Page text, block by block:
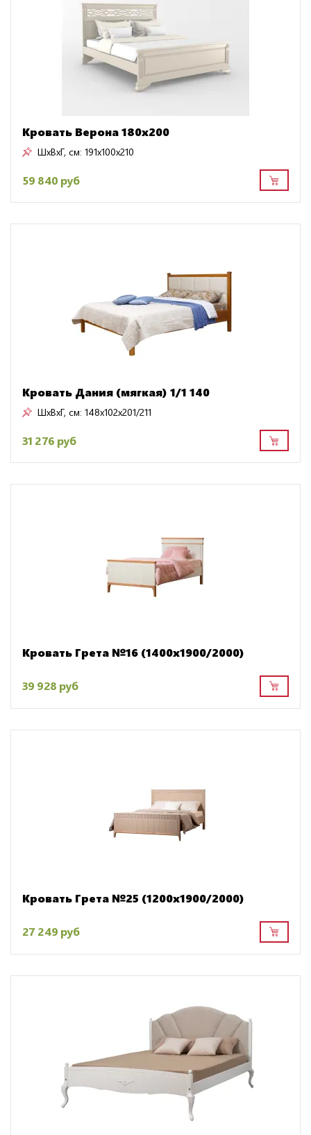
Кровать Верона 180х200
ШxВxГ, см: 191x100x210
59 840 руб
Кровать Дания (мягкая) 1/1 140
ШxВxГ, см: 148x102x201/211
31 276 руб
Кровать Грета №16 (1400х1900/2000)
39 928 руб
Кровать Грета №25 (1200х1900/2000)
27 249 руб